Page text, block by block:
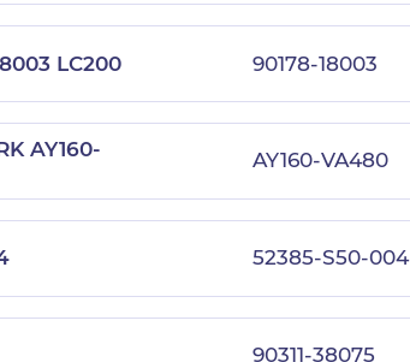
LC200 90178-18003
AY160-
AY160-VA480
52385-S50-004
90311-38075